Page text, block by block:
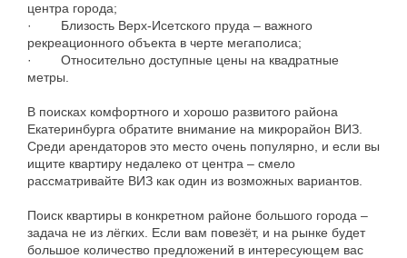
центра города;
· Близость Верх-Исетского пруда – важного
рекреационного объекта в черте мегаполиса;
· Относительно доступные цены на квадратные
метры
В поисках комфортного и хорошо развитого района
Екатеринбурга обратите внимание на микрорайон ВИЗ
Среди арендаторов это место очень популярно и если вы
ищите квартиру недалеко от центра – смело
рассматривайте ВИЗ как один из возможных вариантов
Поиск квартиры в конкретном районе большого города –
задача не из лёгких Если вам повезёт, и на рынке будет
большое количество предложений в интересующем вас